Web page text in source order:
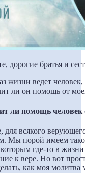
дорогие братья и
жизни ведет
ли он помощь от
ли помощь
всякого
Мы порой имеем
где-то в
к вере. Но вот
как моя